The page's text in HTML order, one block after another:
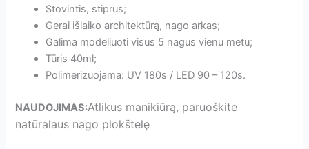
Stovintis, stiprus;
Gerai išlaiko architektūrą, nago arkas;
Galima modeliuoti visus 5 nagus vienu metu;
Tūris 40ml;
Polimerizuojama: UV 180s / LED 90 – 120s.
NAUDOJIMAS:Atlikus manikiūrą, paruoškite
natūralaus nago plokštelę